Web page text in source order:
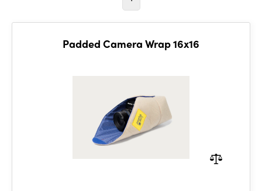
Padded Camera Wrap 16x16